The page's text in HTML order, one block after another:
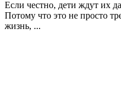
Если честно, дети ждут их
Потому что это не просто
жизнь, ...